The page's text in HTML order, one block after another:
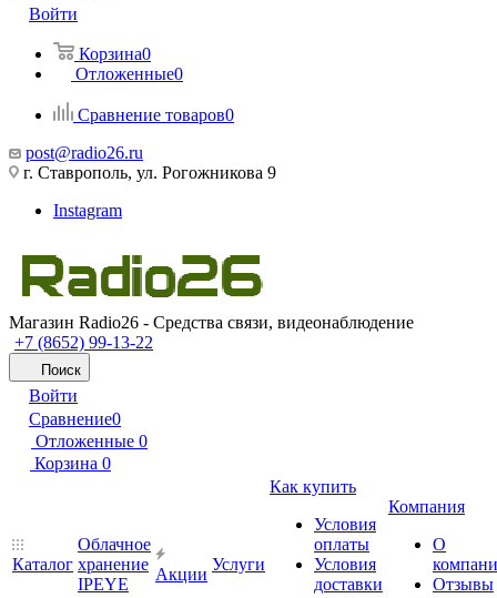
Войти
Корзина0
Отложенные0
Сравнение товаров0
post@radio26.ru
г. Ставрополь, ул. Рогожникова 9
Instagram
Магазин Radio26 - Средства связи, видеонаблюдение
+7 (8652) 99-13-22
Поиск
Войти
Сравнение0
Отложенные 0
Корзина 0
Каталог
Облачное
хранение
IPEYE
Акции
Услуги
Как купить
Условия
оплаты
Условия
доставки
Компания
О
Отзывы